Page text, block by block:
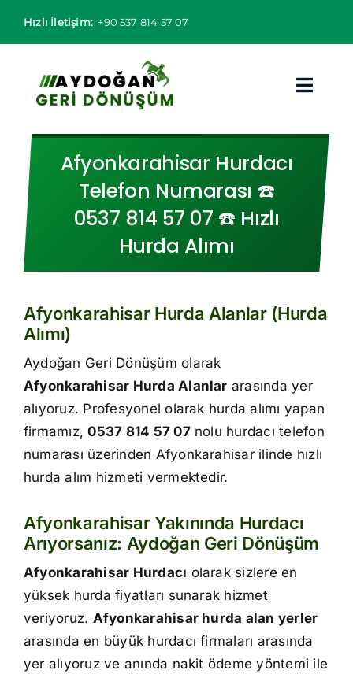
Hızlı İletişim: +90 537 814 57 07
Hurdacı
Hurda Fiyatları
Hizmet Bölgeleri
Hakkımızda
İletişim
Afyonkarahisar Hurdacı
Telefon Numarası ☎️
0537 814 57 07 ☎️ Hızlı
Hurda Alımı
Afyonkarahisar Hurda Alanlar (Hurda
Alımı)
Aydoğan Geri Dönüşüm olarak
Afyonkarahisar Hurda Alanlar arasında yer
alıyoruz. Profesyonel olarak hurda alımı yapan
firmamız,0537 814 57 07nolu hurdacı telefon
numarası üzerinden Afyonkarahisar ilinde hızlı
hurda alım hizmeti vermektedir.
Afyonkarahisar Yakınında Hurdacı
Arıyorsanız: Aydoğan Geri Dönüşüm
Afyonkarahisar Hurdacı olarak sizlere en
yüksek hurda fiyatları sunarak hizmet
veriyoruz. Afyonkarahisar hurda alan yerler
arasında en büyük hurdacı firmaları arasında
yer alıyoruz ve anında nakit ödeme yöntemi ile